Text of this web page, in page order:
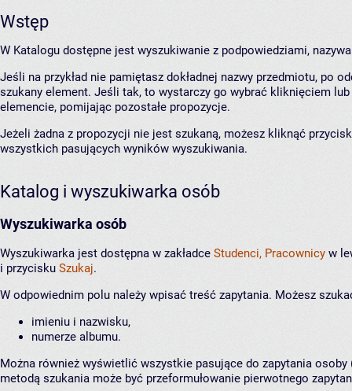
Wstęp
W Katalogu dostępne jest wyszukiwanie z podpowiedziami,
Jeśli na przykład nie pamiętasz dokładnej nazwy przedmiotu, po
szukany element. Jeśli tak, to wystarczy go wybrać kliknięciem
elemencie, pomijając pozostałe propozycje.
Jeżeli żadna z propozycji nie jest szukaną, możesz kliknąć
wszystkich pasujących wyników wyszukiwania.
Katalog i wyszukiwarka osób
Wyszukiwarka osób
Wyszukiwarka jest dostępna w zakładce Studenci, Pracownicy w
i przycisku Szukaj.
W odpowiednim polu należy wpisać treść zapytania. Możesz
imieniu i nazwisku,
numerze albumu.
Można również wyświetlić wszystkie pasujące do zapytania
metodą szukania może być przeformułowanie pierwotnego